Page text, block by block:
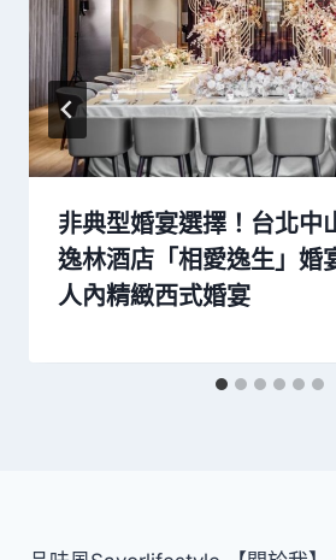
非典型婚宴選擇！台北中
逸林酒店「相愛逸生」婚
人內精緻西式婚宴